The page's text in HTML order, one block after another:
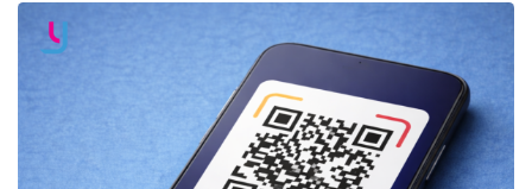
본문